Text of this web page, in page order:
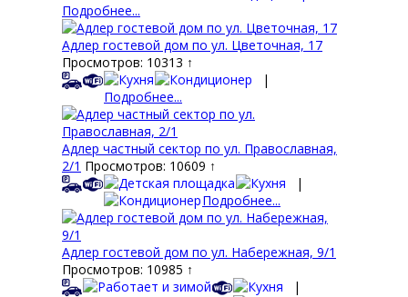
Подробнее...
Адлер гостевой дом по ул. Цветочная, 17
Просмотров: 10313 ↑
|
Подробнее...
Адлер частный сектор по ул. Православная,
2/1 Просмотров: 10609 ↑
|
Подробнее...
Адлер гостевой дом по ул. Набережная, 9/1
Просмотров: 10985 ↑
|